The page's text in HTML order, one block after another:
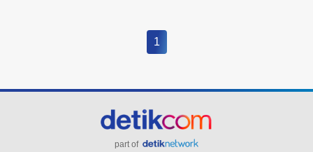
1
part of